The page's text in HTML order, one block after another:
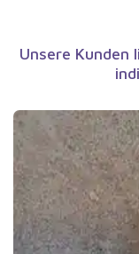
Unsere Kunden